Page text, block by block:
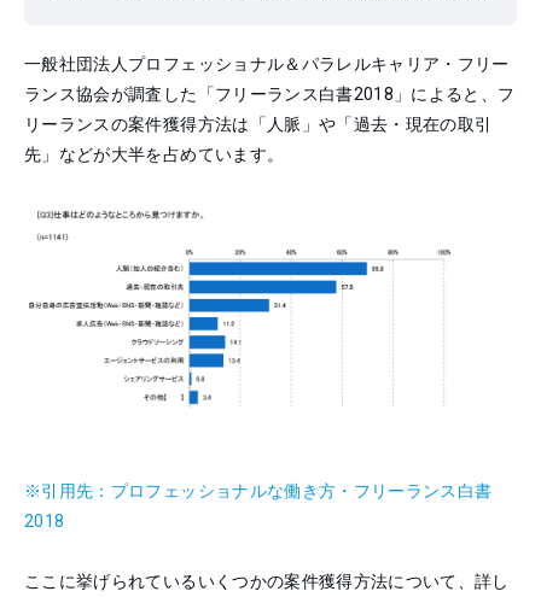
一般社団法人プロフェッショナル＆パラレルキャリア・フリー
ランス協会が調査した「フリーランス白書2018」によると、フ
リーランスの案件獲得方法は「人脈」や「過去・現在の取引
先」などが大半を占めています。
※引用先：プロフェッショナルな働き方・ フリーランス白書
2018
ここに挙げられているいくつかの案件獲得方法について、詳し